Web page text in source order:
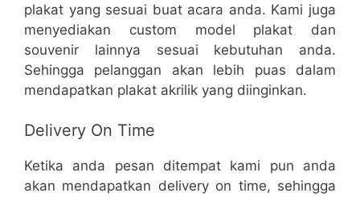
plakat yang sesuai buat acara anda. Kami juga
menyediakan custom model plakat dan
souvenir lainnya sesuai kebutuhan anda.
Sehingga pelanggan akan lebih puas dalam
mendapatkan plakat akrilik yang diinginkan.
Delivery On Time
Ketika anda pesan ditempat kami pun anda
akan mendapatkan delivery on time, sehingga